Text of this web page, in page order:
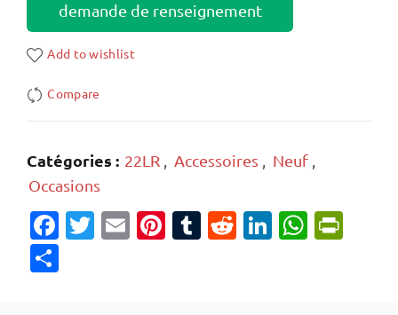
demande de renseignement
Add to wishlist
Compare
Catégories : 22LR Accessoires Neuf
Occasions
Facebook
Twitter
EmailPinterest
Tumblr
Reddit
LinkedIn